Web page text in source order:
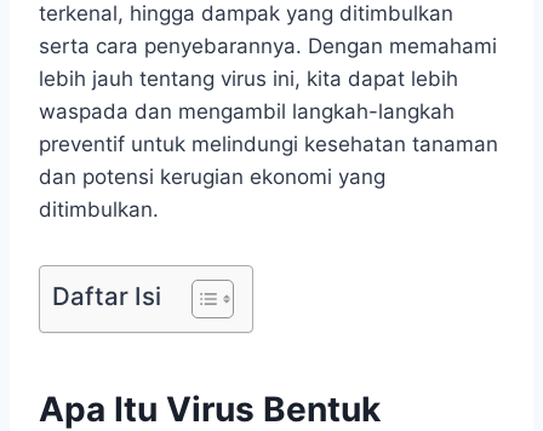
terkenal, hingga dampak yang ditimbulkan
serta cara penyebarannya. Dengan memahami
lebih jauh tentang virus ini, kita dapat lebih
waspada dan mengambil langkah-langkah
preventif untuk melindungi kesehatan tanaman
dan potensi kerugian ekonomi yang
ditimbulkan.
Daftar Isi
Apa Itu Virus Bentuk